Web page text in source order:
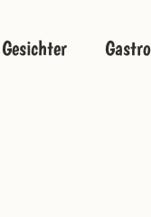
Gesichter Gastro